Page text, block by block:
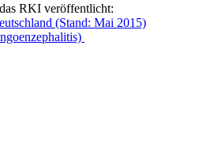
RKI veröffentlicht:
(Stand: Mai 2015)